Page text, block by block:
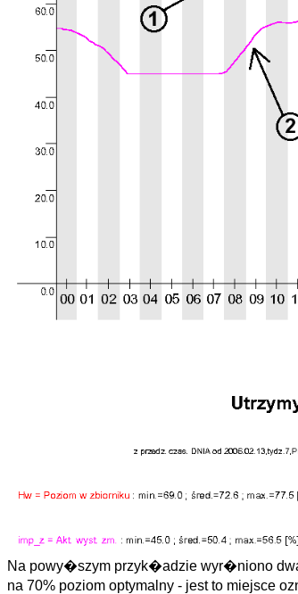
Na powy�szym przyk�adzie wyr�niono
na 70% poziom optymalny - jest to miejsce